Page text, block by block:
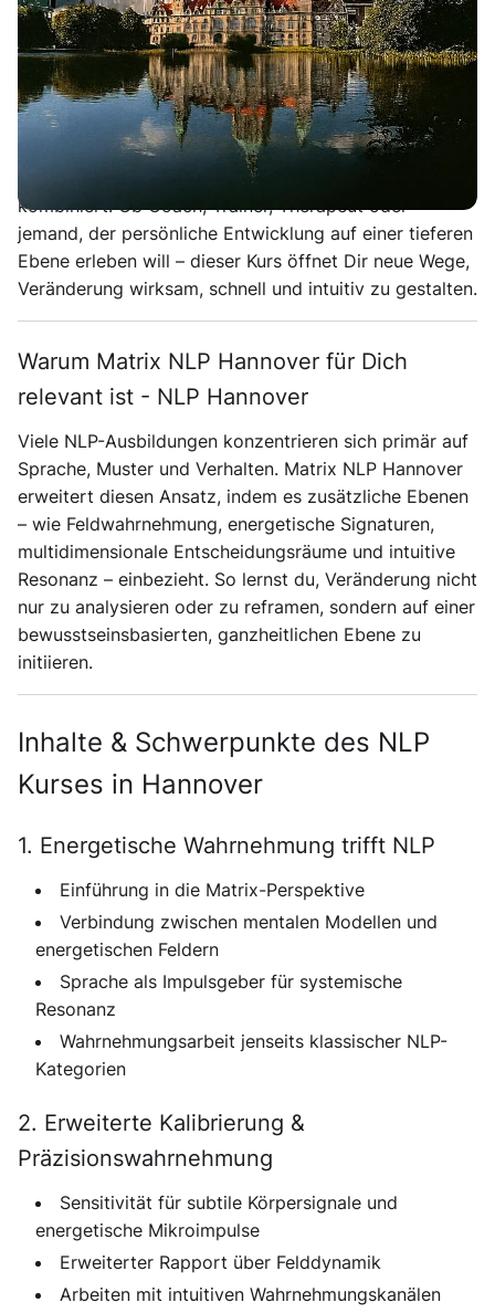
Matrix NLP Hannoververbindet klassische
Neurolinguistische Programmierung mit
fortgeschrittenen Methoden aus der energetischen
Bewusstseinsarbeit. Dieser Kurs richtet sich an
Menschen, die über das konventionelle NLP
hinausgehen möchten und nach einem Ansatz suchen,
der mentale Strategien mit energetischen Dynamiken
kombiniert. Ob Coach, Trainer, Therapeut oder
jemand, der persönliche Entwicklung auf einer tieferen
Ebene erleben will – dieser Kurs öffnet Dir neue Wege,
Veränderung wirksam, schnell und intuitiv zu gestalten.
Warum Matrix NLP Hannover für Dich
relevant ist - NLP Hannover
Viele NLP-Ausbildungen konzentrieren sich primär auf
Sprache, Muster und Verhalten. Matrix NLP Hannover
erweitert diesen Ansatz, indem es zusätzliche Ebenen
– wie Feldwahrnehmung, energetische Signaturen,
multidimensionale Entscheidungsräume und intuitive
Resonanz – einbezieht. So lernst du, Veränderung nicht
nur zu analysieren oder zu reframen, sondern auf einer
bewusstseinsbasierten, ganzheitlichen Ebene zu
initiieren.
Inhalte & Schwerpunkte des NLP
Kurses in Hannover
1. Energetische Wahrnehmung trifft NLP
Einführung in die Matrix-Perspektive
Verbindung zwischen mentalen Modellen und
energetischen Feldern
Sprache als Impulsgeber für systemische
Resonanz
Wahrnehmungsarbeit jenseits klassischer NLP-
Kategorien
2. Erweiterte Kalibrierung &
Präzisionswahrnehmung
Sensitivität für subtile Körpersignale und
energetische Mikroimpulse
Erweiterter Rapport über Felddynamik
Arbeiten mit intuitiven Wahrnehmungskanälen